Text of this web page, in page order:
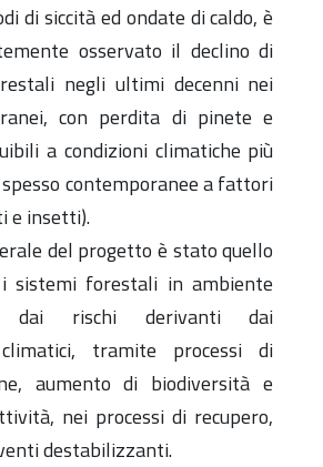
di siccità ed ondate di caldo, è
osservato il declino di
negli ultimi decenni nei
con perdita di pinete e
a condizioni climatiche più
spesso contemporanee a fattori
e insetti).
del progetto è stato quello
sistemi forestali in ambiente
dai rischi derivanti dai
tramite processi di
aumento di biodiversità e
nei processi di recupero,
destabilizzanti.